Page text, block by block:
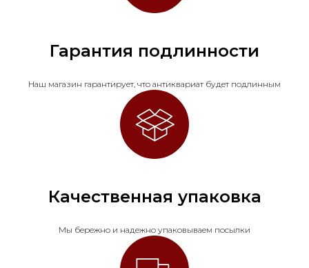
Гарантия подлинности
Наш магазин гарантирует, что антиквариат будет подлинным
Качественная упаковка
Мы бережно и надежно упаковываем посылки